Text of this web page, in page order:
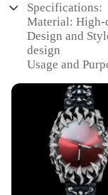
Specifications:
Material:
Design and
design
Usage and
Performance
Shape or Size
easy to carry
Applicable
fashion-
Features: